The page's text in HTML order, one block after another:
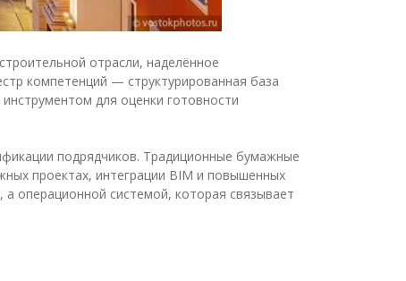
отрасли, наделённое
компетенций — структурированная база
для оценки готовности
подрядчиков. Традиционные бумажные
проектах, интеграции BIM и повышенных
операционной системой, которая связывает